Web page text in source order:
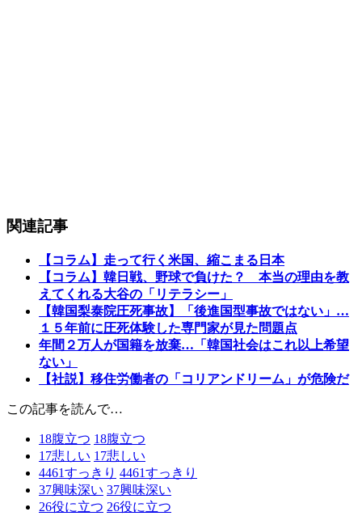
関連記事
【コラム】走って行く米国、縮こまる日本
【コラム】韓日戦、野球で負けた？ 本当の理由を教
えてくれる大谷の「リテラシー」
【韓国梨泰院圧死事故】「後進国型事故ではない」…
１５年前に圧死体験した専門家が見た問題点
年間２万人が国籍を放棄…「韓国社会はこれ以上希望
ない」
【社説】移住労働者の「コリアンドリーム」が危険だ
この記事を読んで…
18腹立つ 18腹立つ
17悲しい 17悲しい
4461すっきり 4461すっきり
37興味深い 37興味深い
26役に立つ 26役に立つ